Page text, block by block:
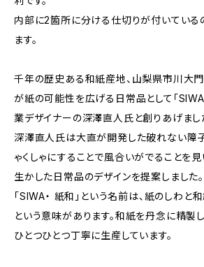
内部に2箇所に分ける仕切りが付いている
ます。
千年の歴史ある和紙産地、山梨県市川大
が紙の可能性を広げる日常品として「SIWA
業デザイナーの深澤直人氏と創りあげまし
深澤直人氏は大直が開発した破れない障子
ゃくしゃにすることで風合いがでることを
生かした日常品のデザインを提案しました。
「SIWA・ 紙和」という名前は、紙のしわ
という意味があります。和紙を丹念に精製
ひとつひとつ丁寧に生産しています。